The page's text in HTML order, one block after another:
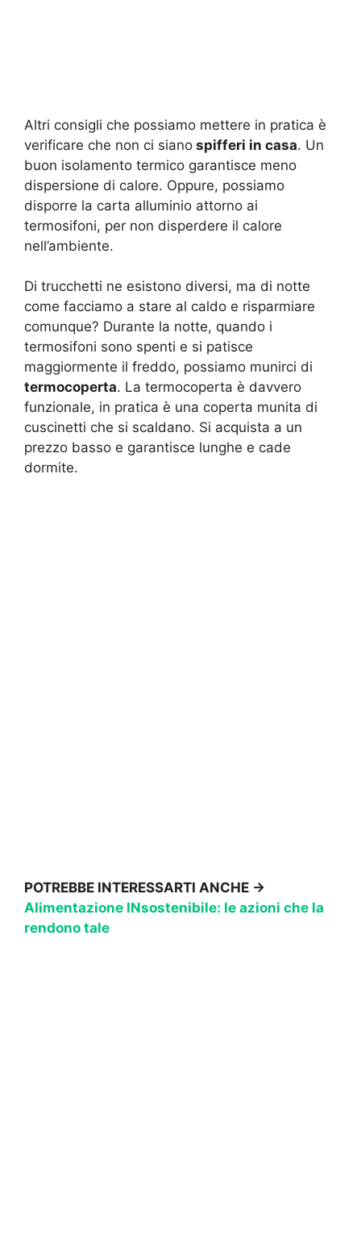
Altri consigli che possiamo mettere in pratica è
verificare che non ci siano spifferi in casa. Un
buon isolamento termico garantisce meno
dispersione di calore. Oppure, possiamo
disporre la carta alluminio attorno ai
termosifoni, per non disperdere il calore
nell’ambiente.
Di trucchetti ne esistono diversi, ma di notte
come facciamo a stare al caldo e risparmiare
comunque? Durante la notte, quando i
termosifoni sono spenti e si patisce
maggiormente il freddo, possiamo munirci di
termocoperta. La termocoperta è davvero
funzionale, in pratica è una coperta munita di
cuscinetti che si scaldano. Si acquista a un
prezzo basso e garantisce lunghe e cade
dormite.
POTREBBE INTERESSARTI ANCHE →
Alimentazione INsostenibile: le azioni che la
rendono tale